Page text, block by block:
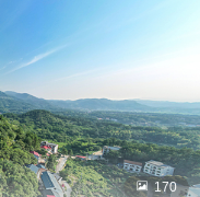
 170